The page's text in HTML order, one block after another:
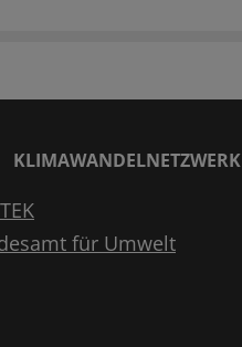
KLIMAWANDELNETZWERK
für Umwelt